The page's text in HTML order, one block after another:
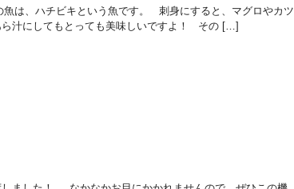
は、ハチビキという魚です。 刺身にすると、マグロやカツ
ら汁にしてもとっても美味しいですよ！ その […]